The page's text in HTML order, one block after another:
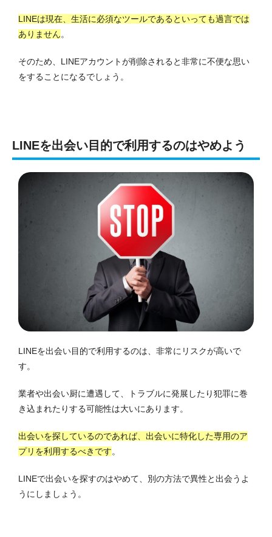
LINEは現在、生活に必須なツールであるといっても過言では
ありません。
そのため、LINEアカウントが削除されると非常に不便な思い
をすることになるでしょう。
LINEを出会い目的で利用するのはやめよう
LINEを出会い目的で利用するのは、非常にリスクが高いで
す。
業者や出会い厨に遭遇して、トラブルに発展したり犯罪に巻
き込まれたりする可能性は大いにあります。
出会いを探しているのであれば、出会いに特化した専用のア
プリを利用するべきです。
LINEで出会いを探すのはやめて、別の方法で異性と出会うよ
うにしましょう。